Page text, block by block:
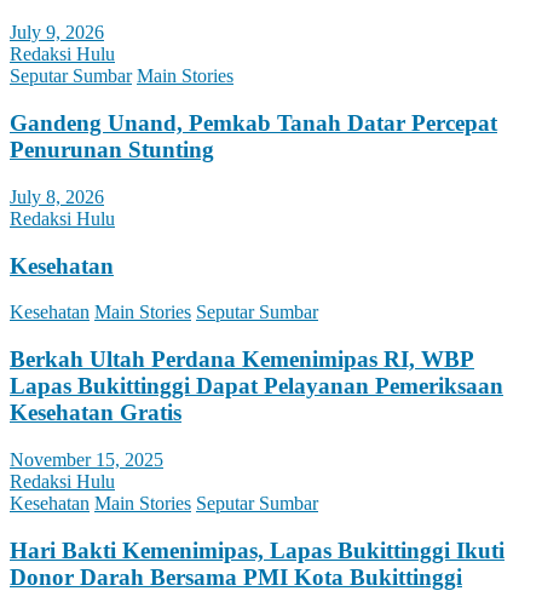
July 9, 2026
Redaksi Hulu
Seputar Sumbar Main Stories
Gandeng Unand, Pemkab Tanah Datar Percepat
Penurunan Stunting
July 8, 2026
Redaksi Hulu
Kesehatan
Kesehatan Main Stories Seputar Sumbar
Berkah Ultah Perdana Kemenimipas RI, WBP
Lapas Bukittinggi Dapat Pelayanan Pemeriksaan
Kesehatan Gratis
November 15, 2025
Redaksi Hulu
Kesehatan Main Stories Seputar Sumbar
Hari Bakti Kemenimipas, Lapas Bukittinggi Ikuti
Donor Darah Bersama PMI Kota Bukittinggi